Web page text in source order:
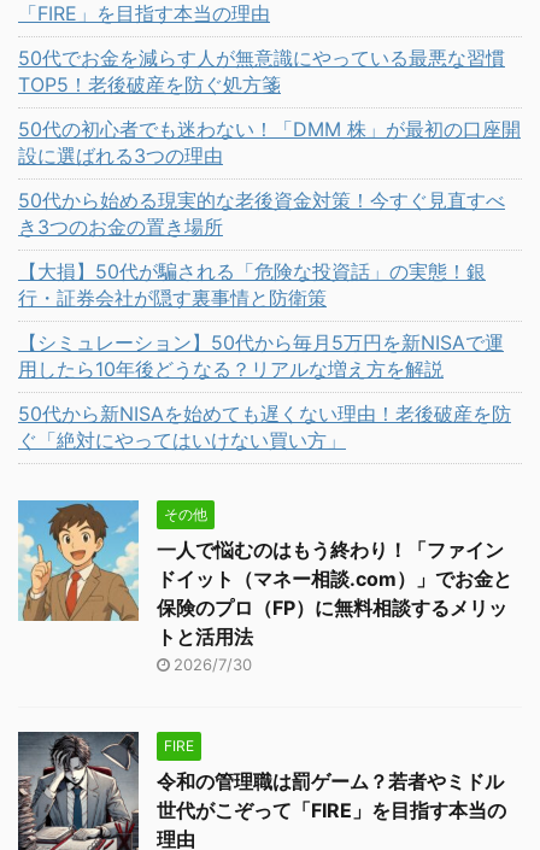
「FIRE」を目指す本当の理由
50代でお金を減らす人が無意識にやっている最悪な習慣
TOP5！老後破産を防ぐ処方箋
50代の初心者でも迷わない！「DMM 株」が最初の口座開
設に選ばれる3つの理由
50代から始める現実的な老後資金対策！今すぐ見直すべ
き3つのお金の置き場所
【大損】50代が騙される「危険な投資話」の実態！銀
行・証券会社が隠す裏事情と防衛策
【シミュレーション】50代から毎月5万円を新NISAで運
用したら10年後どうなる？リアルな増え方を解説
50代から新NISAを始めても遅くない理由！老後破産を防
ぐ「絶対にやってはいけない買い方」
その他
一人で悩むのはもう終わり！「ファイン
ドイット（マネー相談.com）」でお金と
保険のプロ（FP）に無料相談するメリッ
トと活用法
2026/7/30
FIRE
令和の管理職は罰ゲーム？若者やミドル
世代がこぞって「FIRE」を目指す本当の
理由